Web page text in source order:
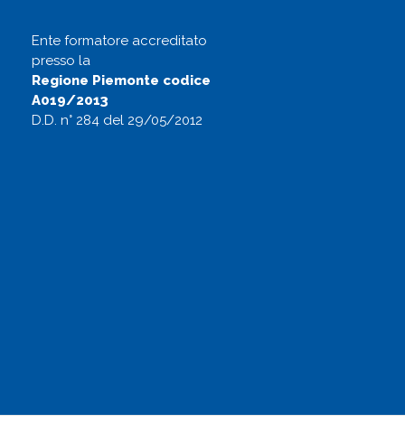
Ente formatore accreditato
presso la
Regione Piemonte codice
A019/2013
D.D. n° 284 del 29/05/2012